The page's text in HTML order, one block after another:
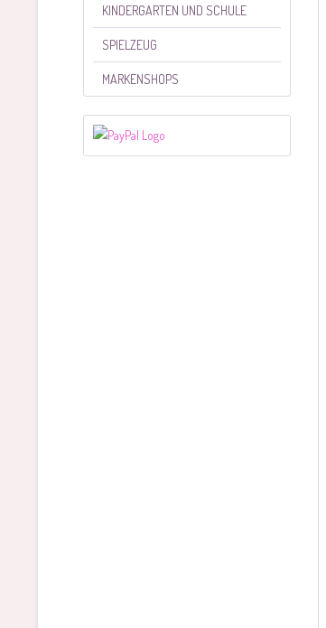
KINDERGARTEN UND SCHULE
SPIELZEUG
MARKENSHOPS